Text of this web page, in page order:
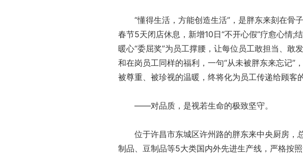
“懂得生活，方能创造生活”，是胖东来刻在骨
春节5天闭店休息，新增10日“不开心假”疗愈心情;
暖心“委屈奖”为员工撑腰，让每位员工敢担当、敢
和在岗员工同样的福利，一句“从未被胖东来忘记”
被尊重、被珍视的温暖，终将化为员工传递给顾客
——对品质，是视若生命的极致坚守。
位于许昌市东城区许州路的胖东来中央厨房，
制品、豆制品等5大类国内外先进生产线，严格按